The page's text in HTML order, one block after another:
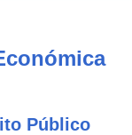
Público